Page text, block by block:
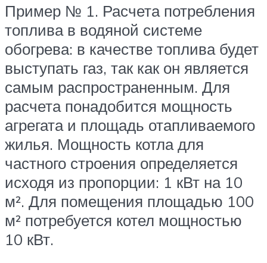
Пример № 1. Расчета потребления
топлива в водяной системе
обогрева: в качестве топлива будет
выступать газ, так как он является
самым распространенным. Для
расчета понадобится мощность
агрегата и площадь отапливаемого
жилья. Мощность котла для
частного строения определяется
исходя из пропорции: 1 кВт на 10
м². Для помещения площадью 100
м² потребуется котел мощностью
10 кВт.